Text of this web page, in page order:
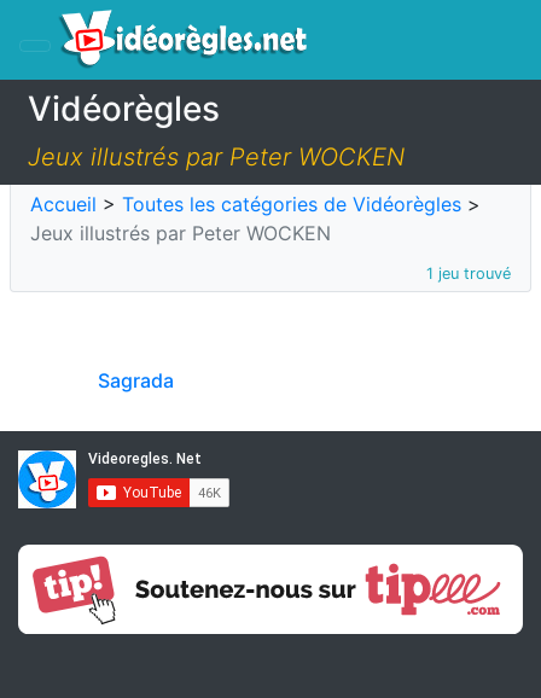
Vidéorègles
Jeux illustrés par Peter WOCKEN
Accueil > Toutes les catégories de Vidéorègles >
Jeux illustrés par Peter WOCKEN
1 jeu trouvé
Sagrada